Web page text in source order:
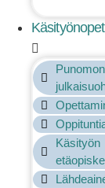
Käsityön